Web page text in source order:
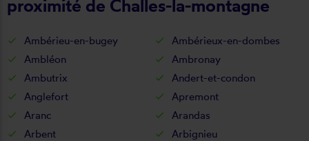
proximité de Challes-la-montagne
Ambérieu-en-bugey
Ambérieux-en-dombes
Ambléon
Ambronay
Ambutrix
Andert-et-condon
Anglefort
Apremont
Aranc
Arandas
Arbent
Arbignieu